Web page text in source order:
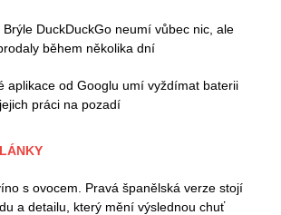
Brýle DuckDuckGo neumí vůbec nic, ale
během několika dní
aplikace od Googlu umí vyždímat baterii
práci na pozadí
s ovocem. Pravá španělská verze stojí
a detailu, který mění výslednou chuť